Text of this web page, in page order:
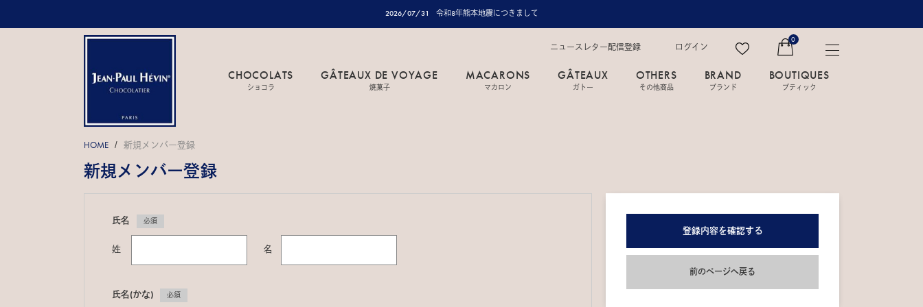
2026/07/31 令和8年熊本地震につきまして
ニュースレター配信登録 ログイン
0
CHOCOLATS
ショコラ
GÂTEAUX DE VOYAGE
焼菓子
MACARONS
マカロン
GÂTEAUX
ガトー
OTHERS
その他商品
BRAND
ブランド
BOUTIQUES
ブティック
HOME / 新規メンバー登録
新規メンバー登録
氏名 必須
姓 名
氏名(かな) 必須
登録内容を確認する
前のページへ戻る